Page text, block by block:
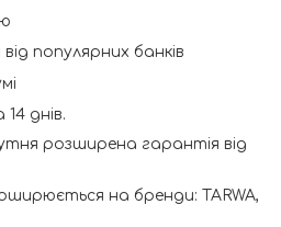
популярних банків
днів.
розширена гарантія від
на бренди: TARWA,